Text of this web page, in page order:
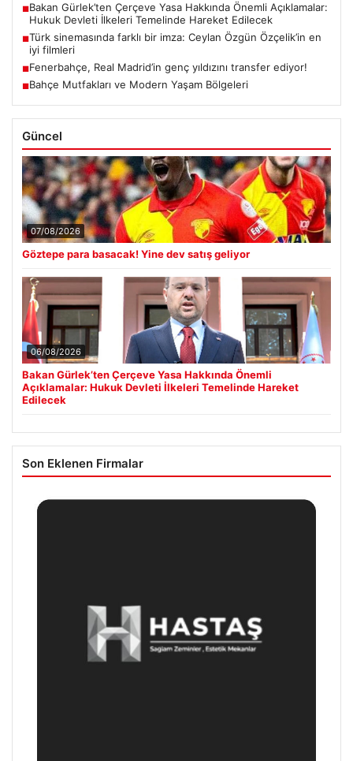
■Bakan Gürlek’ten Çerçeve Yasa Hakkında Önemli Açıklamalar:
Hukuk Devleti İlkeleri Temelinde Hareket Edilecek
■Türk sinemasında farklı bir imza: Ceylan Özgün Özçelik’in en
iyi filmleri
■Fenerbahçe, Real Madrid’in genç yıldızını transfer ediyor!
■Bahçe Mutfakları ve Modern Yaşam Bölgeleri
Güncel
07/08/2026
Göztepe para basacak! Yine dev satış geliyor
06/08/2026
Bakan Gürlek’ten Çerçeve Yasa Hakkında Önemli
Açıklamalar: Hukuk Devleti İlkeleri Temelinde Hareket
Edilecek
Son Eklenen Firmalar